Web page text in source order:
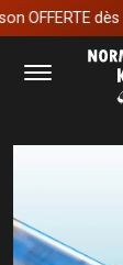
dès 139
Accueil
UV et
Lampe